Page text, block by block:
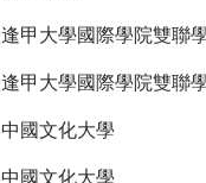
逢甲大學國際學院雙聯
逢甲大學國際學院雙聯
中國文化大學
中國文化大學